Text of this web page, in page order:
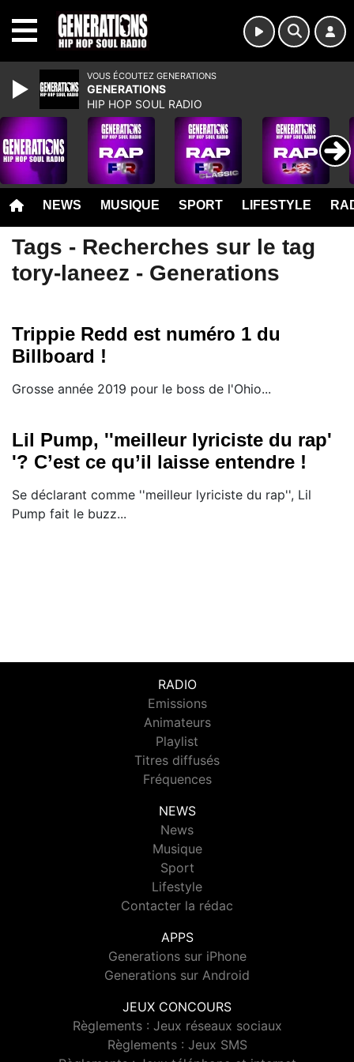
NEWS MUSIQUE SPORT LIFESTYLE
Tags - Recherches sur le tag
tory-laneez - Generations
Trippie Redd est numéro 1 du
Billboard !
Grosse année 2019 pour le boss de l'Ohio...
Lil Pump, ''meilleur lyriciste du rap'
'? C’est ce qu’il laisse entendre !
Se déclarant comme ''meilleur lyriciste du rap'', Lil
Pump fait le buzz...
RADIO
Emissions
Animateurs
Playlist
Titres diffusés
Fréquences
NEWS
News
Musique
Sport
Lifestyle
Contacter la rédac
APPS
Generations sur iPhone
Generations sur Android
JEUX CONCOURS
Règlements : Jeux réseaux sociaux
Règlements : Jeux SMS
VOUS ÉCOUTEZ GENERATIONS
GENERATIONS
HIP HOP SOUL RADIO